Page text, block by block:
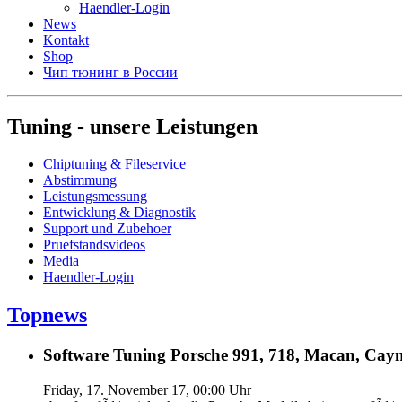
Haendler-Login
News
Kontakt
Shop
Чип тюнинг в России
Tuning - unsere Leistungen
Chiptuning & Fileservice
Abstimmung
Leistungsmessung
Entwicklung & Diagnostik
Support und Zubehoer
Pruefstandsvideos
Media
Haendler-Login
Topnews
Software Tuning Porsche 991, 718, Macan,
Friday, 17. November 17, 00:00 Uhr